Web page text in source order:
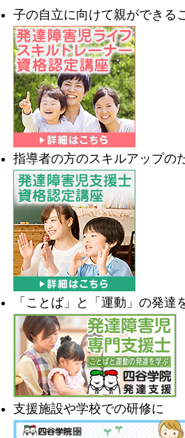
子の自立に向けて親ができる
指導者の方のスキルアップの
「ことば」と「運動」の発達
支援施設や学校での研修に